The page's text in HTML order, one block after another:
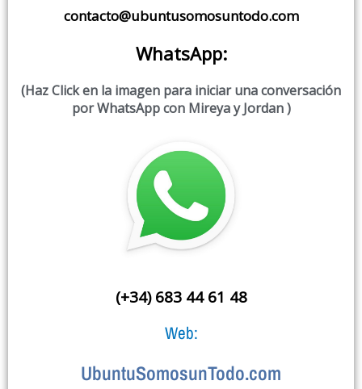
contacto@ubuntusomosuntodo.com
WhatsApp:
(Haz Click en la imagen para iniciar una conversación
por WhatsApp con Mireya y Jordan )
(+34) 683 44 61 48
Web:
UbuntuSomosunTodo.com